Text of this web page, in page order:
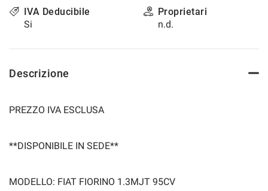
IVA Deducibile
Si
Proprietari
n.d.
Descrizione
PREZZO IVA ESCLUSA
**DISPONIBILE IN SEDE**
MODELLO: FIAT FIORINO 1.3MJT 95CV
alla
cookie
policy.
modificare
scelte
momento.